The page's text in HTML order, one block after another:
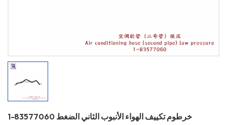
1-83577060 خرطوم تكييف الهواء الأنبوب الثاني الضغط